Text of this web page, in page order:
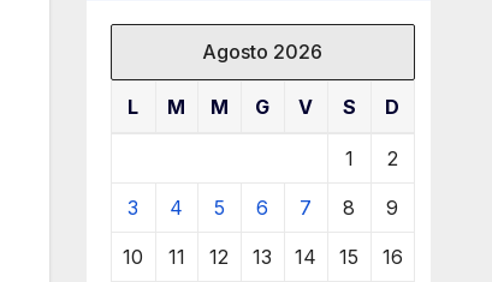
Agosto 2026
L M M G V S D
1 2
3 4 5 6 7 8 9
10 11 12 13 14 15 16